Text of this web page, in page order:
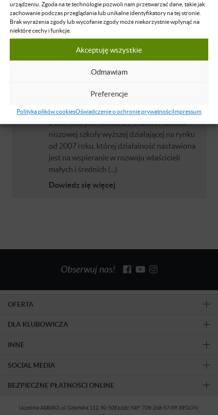
urządzeniu. Zgoda na te technologie pozwoli nam przetwarzać dane, takie jak
zachowanie podczas przeglądania lub unikalne identyfikatory na tej stronie.
Brak wyrażenia zgody lub wycofanie zgody może niekorzystnie wpłynąć na
niektóre cechy i funkcje.
Akceptuję wszystkie
Odmawiam
Preferencje
Polityka plików cookiesOświadczenie o ochronie prywatnościImpressum
Elżbieta Marciniak
Wraz z wspólnikami założyła i tworzyła
spółkę giełdową Bakalland S.A. Z
wykształcenia dr nauk ekonomicznych. Od
lat z wielką pasją i energią dzieli się z
oraz wiedzą, jak efektywnie przechodzić
średniej firmy aby z sukcesami budować
stabilne i prężnie działające organizacje. Od
2020 roku jest Rektorem Uczelni ASBiRO –
niszowej szkoły wyższej działającej na rynku
od 2007 roku, której działalność nastawiona
jest na wspieranie w rozwoju właścicieli
małych i średnich (...)
Dowiedz się więcej
Obserwuj nas!
OFERTA
DLA KLUBOWICZA
INNE
SOCIAL MEDIA
BEZPIECZNE PŁATNOŚCI ONLINE
Uczelnia ASBiRO, ul. Gdańska 112, 90-508 Łódź, NIP: 728-268-57-09, REGON: